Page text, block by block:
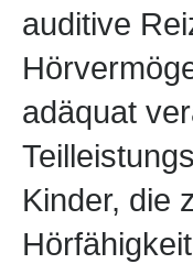
auditive
adäquat
Kinder, die